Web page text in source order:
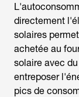
directement
solaires
achetée au
solaire avec
entreposer
pics de